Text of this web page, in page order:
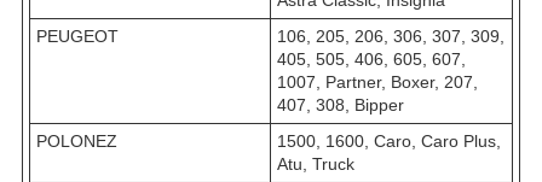
PEUGEOT
106, 205, 206, 306, 307, 309,
405, 505, 406, 605, 607,
1007, Partner, Boxer, 207,
407, 308, Bipper
POLONEZ
1500, 1600, Caro, Caro Plus,
Atu, Truck